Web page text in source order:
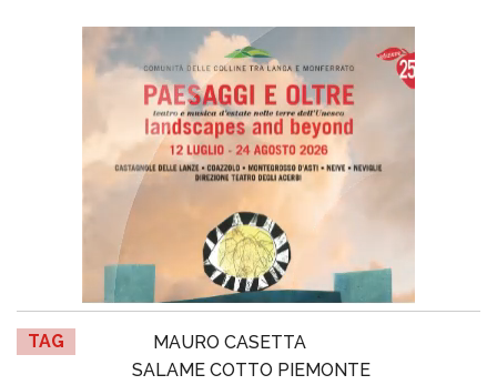
TAG
MAURO CASETTA
SALAME COTTO PIEMONTE